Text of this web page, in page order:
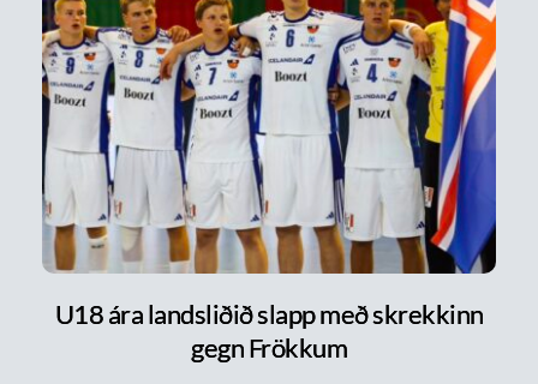
U18 ára landsliðið slapp með skrekkinn
gegn Frökkum